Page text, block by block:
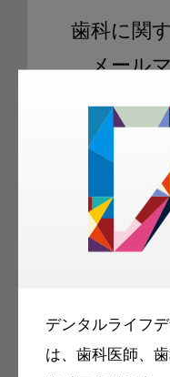
デンタルライフ
は、歯科医師、
歯科に関
メール
ご登録いただ
科衛生士、歯
容のメールマ